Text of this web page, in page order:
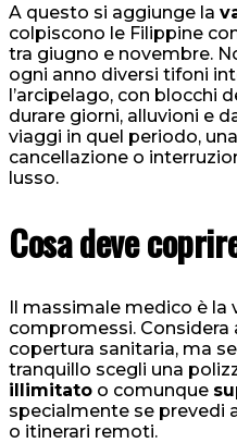
A questo si aggiunge la
colpiscono le Filippine
tra giugno e novembre.
ogni anno diversi tifoni
l’arcipelago, con blocchi
durare giorni, alluvioni e
viaggi in quel periodo,
cancellazione o
lusso.
Cosa deve
Il massimale medico è la
compromessi. Considera
copertura sanitaria, ma
tranquillo scegli una
illimitato o comunque
specialmente se prevedi
o itinerari remoti.